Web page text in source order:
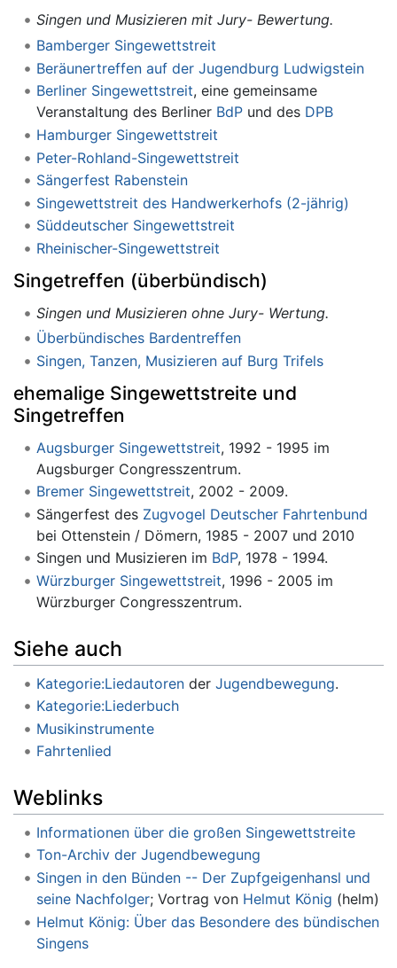
Singen und Musizieren mit Jury- Bewertung.
Bamberger Singewettstreit
Beräunertreffen auf der Jugendburg Ludwigstein
Berliner Singewettstreit, eine gemeinsame
Veranstaltung des Berliner BdPund des DPB
Hamburger Singewettstreit
Peter-Rohland-Singewettstreit
Sängerfest Rabenstein
Singewettstreit des Handwerkerhofs (2-jährig)
Süddeutscher Singewettstreit
Rheinischer-Singewettstreit
Singetreffen (überbündisch)
Singen und Musizieren ohne Jury- Wertung.
Überbündisches Bardentreffen
Singen, Tanzen, Musizieren auf Burg Trifels
ehemalige Singewettstreite und
Singetreffen
Augsburger Singewettstreit, 1992 - 1995 im
Augsburger Congresszentrum.
Bremer Singewettstreit, 2002 - 2009.
Sängerfest des Zugvogel Deutscher Fahrtenbund
bei Ottenstein / Dömern, 1985 - 2007 und 2010
Singen und Musizieren im BdP, 1978 - 1994.
Würzburger Singewettstreit, 1996 - 2005 im
Würzburger Congresszentrum.
Siehe auch
Kategorie:Liedautorender Jugendbewegung.
Kategorie:Liederbuch
Musikinstrumente
Fahrtenlied
Weblinks
Informationen über die großen Singewettstreite
Ton-Archiv der Jugendbewegung
Singen in den Bünden -- Der Zupfgeigenhansl und
seine Nachfolger; Vortrag von Helmut König (helm)
Helmut König: Über das Besondere des bündischen
Singens